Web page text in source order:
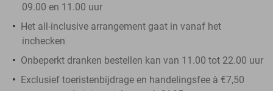
09.00 en 11.00 uur
Het all-inclusive arrangement gaat in vanaf het
inchecken
Onbeperkt dranken bestellen kan van 11.00 tot 22.00 uur
Exclusief toeristenbijdrage en handelingsfee à €7,50